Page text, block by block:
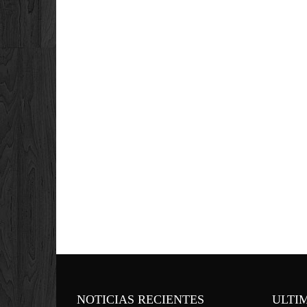
NOTICIAS RECIENTES